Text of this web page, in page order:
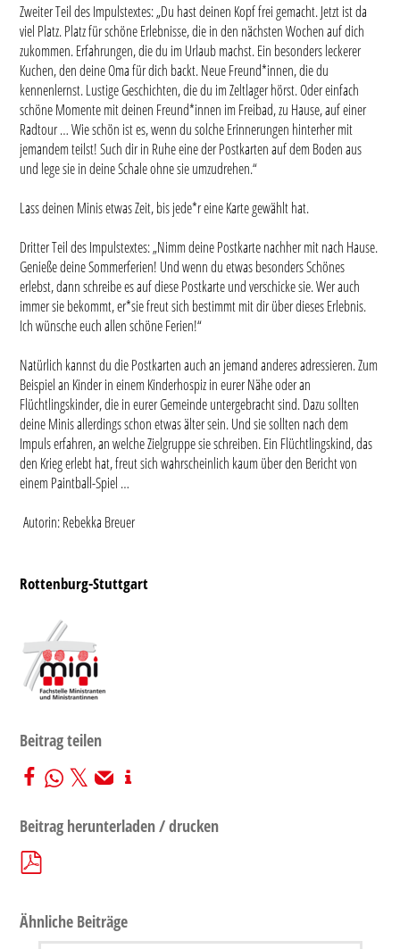
Zweiter Teil des Impulstextes: „Du hast deinen Kopf frei gemacht. Jetzt ist da
viel Platz. Platz für schöne Erlebnisse, die in den nächsten Wochen auf dich
zukommen. Erfahrungen, die du im Urlaub machst. Ein besonders leckerer
Kuchen, den deine Oma für dich backt. Neue Freund*innen, die du
kennenlernst. Lustige Geschichten, die du im Zeltlager hörst. Oder einfach
schöne Momente mit deinen Freund*innen im Freibad, zu Hause, auf einer
Radtour … Wie schön ist es, wenn du solche Erinnerungen hinterher mit
jemandem teilst! Such dir in Ruhe eine der Postkarten auf dem Boden aus
und lege sie in deine Schale ohne sie umzudrehen.“
Lass deinen Minis etwas Zeit, bis jede*r eine Karte gewählt hat.
Dritter Teil des Impulstextes: „Nimm deine Postkarte nachher mit nach Hause.
Genieße deine Sommerferien! Und wenn du etwas besonders Schönes
erlebst, dann schreibe es auf diese Postkarte und verschicke sie. Wer auch
immer sie bekommt, er*sie freut sich bestimmt mit dir über dieses Erlebnis.
Ich wünsche euch allen schöne Ferien!“
Natürlich kannst du die Postkarten auch an jemand anderes adressieren. Zum
Beispiel an Kinder in einem Kinderhospiz in eurer Nähe oder an
Flüchtlingskinder, die in eurer Gemeinde untergebracht sind. Dazu sollten
deine Minis allerdings schon etwas älter sein. Und sie sollten nach dem
Impuls erfahren, an welche Zielgruppe sie schreiben. Ein Flüchtlingskind, das
den Krieg erlebt hat, freut sich wahrscheinlich kaum über den Bericht von
einem Paintball-Spiel …
Autorin: Rebekka Breuer
Rottenburg-Stuttgart
Beitrag teilen
Beitrag herunterladen / drucken
Ähnliche Beiträge